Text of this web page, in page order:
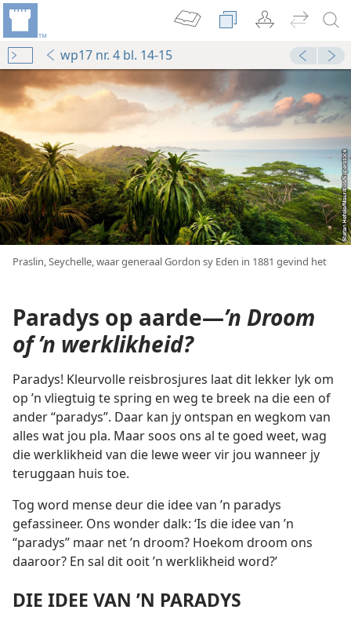
wp17 nr. 4 bl. 14-15
Praslin, Seychelle, waar generaal Gordon sy Eden in 1881 gevind het
Paradys op aarde​—’n Droom
of ’n werklikheid?
Paradys! Kleurvolle reisbrosjures laat dit lekker lyk om
op ’n vliegtuig te spring en weg te breek na die een of
ander “paradys”. Daar kan jy ontspan en wegkom van
alles wat jou pla. Maar soos ons al te goed weet, wag
die werklikheid van die lewe weer vir jou wanneer jy
teruggaan huis toe.
Tog word mense deur die idee van ’n paradys
gefassineer. Ons wonder dalk: ‘Is die idee van ’n
“paradys” maar net ’n droom? Hoekom droom ons
daaroor? En sal dit ooit ’n werklikheid word?’
DIE IDEE VAN ’N PARADYS